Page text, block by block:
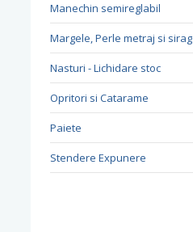
Manechin semireglabil
Margele, Perle metraj si sirag
Nasturi - Lichidare stoc
Opritori si Catarame
Paiete
Stendere Expunere